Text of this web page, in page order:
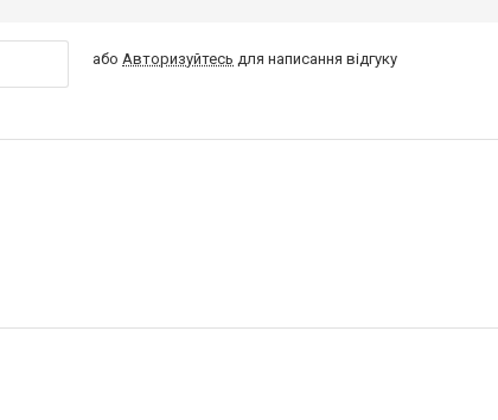
абоАвторизуйтесь для написання відгуку